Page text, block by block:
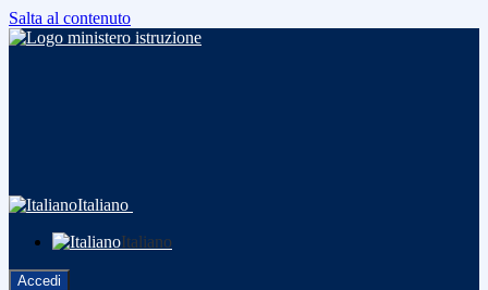
Salta al contenuto
Italiano
Italiano
Accedi